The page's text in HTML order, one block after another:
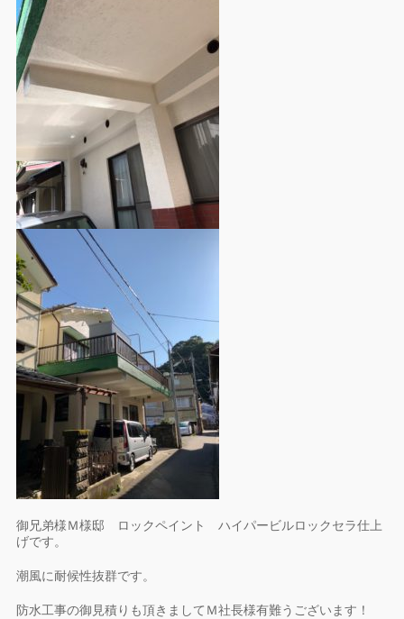
御兄弟様Ｍ様邸 ロックペイント ハイパービルロックセラ仕上
げです。
潮風に耐候性抜群です。
防水工事の御見積りも頂きましてＭ社長様有難うございます！